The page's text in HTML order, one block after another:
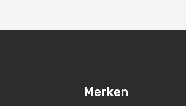
Merken